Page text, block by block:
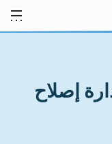
إصدارة إصلاح